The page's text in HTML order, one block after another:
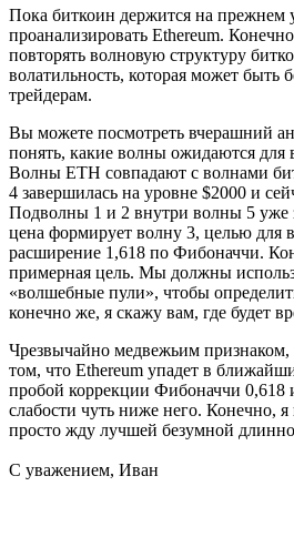
Пока биткоин держится на прежнем
проанализировать Ethereum.
повторять волновую структуру
волатильность, которая может быть
трейдерам.
Вы можете посмотреть вчерашний
понять, какие волны ожидаются для
Волны ETH совпадают с волнами
4 завершилась на уровне $2000 и
Подволны 1 и 2 внутри волны 5 уже
цена формирует волну 3, целью для
расширение 1,618 по Фибоначчи.
примерная цель. Мы должны
«волшебные пули», чтобы
конечно же, я скажу вам, где будет
Чрезвычайно медвежьим
том, что Ethereum упадет в
пробой коррекции Фибоначчи 0,618
слабости чуть ниже него. Конечно,
просто жду лучшей безумной
С уважением, Иван